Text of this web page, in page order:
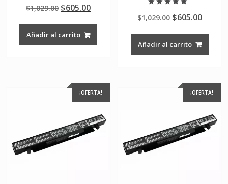
5.00
de 5
$1,029.00 Original
was:
$1,029.00.
$605.00Current
Añadir al carrito
5.00
de 5
$1,029.00 Original
was:
$1,029.00.
$605.00
Añadir al carrito
¡OFERTA! ¡OFERTA!